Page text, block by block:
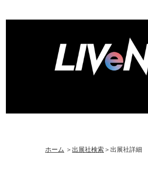
ホーム ＞出展社検索＞出展社詳細